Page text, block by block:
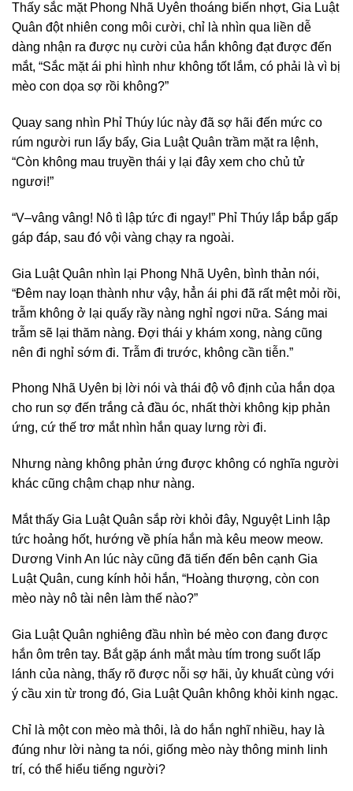
Thấy sắc mặt Phong Nhã Uyên thoáng biến nhợt, Gia Luật
Quân đột nhiên cong môi cười, chỉ là nhìn qua liền dễ
dàng nhận ra được nụ cười của hắn không đạt được đến
mắt, “Sắc mặt ái phi hình như không tốt lắm, có phải là vì bị
mèo con dọa sợ rồi không?”
Quay sang nhìn Phỉ Thúy lúc này đã sợ hãi đến mức co
rúm người run lẩy bẩy, Gia Luật Quân trầm mặt ra lệnh,
“Còn không mau truyền thái y lại đây xem cho chủ tử
ngươi!”
“V–vâng vâng! Nô tì lập tức đi ngay!” Phỉ Thúy lắp bắp gấp
gáp đáp, sau đó vội vàng chạy ra ngoài.
Gia Luật Quân nhìn lại Phong Nhã Uyên, bình thản nói,
“Đêm nay loạn thành như vậy, hẳn ái phi đã rất mệt mỏi rồi,
trẫm không ở lại quấy rầy nàng nghỉ ngơi nữa. Sáng mai
trẫm sẽ lại thăm nàng. Đợi thái y khám xong, nàng cũng
nên đi nghỉ sớm đi. Trẫm đi trước, không cần tiễn.”
Phong Nhã Uyên bị lời nói và thái độ vô định của hắn dọa
cho run sợ đến trắng cả đầu óc, nhất thời không kịp phản
ứng, cứ thế trơ mắt nhìn hắn quay lưng rời đi.
Nhưng nàng không phản ứng được không có nghĩa người
khác cũng chậm chạp như nàng.
Mắt thấy Gia Luật Quân sắp rời khỏi đây, Nguyệt Linh lập
tức hoảng hốt, hướng về phía hắn mà kêu meow meow.
Dương Vinh An lúc này cũng đã tiến đến bên cạnh Gia
Luật Quân, cung kính hỏi hắn, “Hoàng thượng, còn con
mèo này nô tài nên làm thế nào?”
Gia Luật Quân nghiêng đầu nhìn bé mèo con đang được
hắn ôm trên tay. Bắt gặp ánh mắt màu tím trong suốt lấp
lánh của nàng, thấy rõ được nỗi sợ hãi, ủy khuất cùng với
ý cầu xin từ trong đó, Gia Luật Quân không khỏi kinh ngạc.
Chỉ là một con mèo mà thôi, là do hắn nghĩ nhiều, hay là
đúng như lời nàng ta nói, giống mèo này thông minh linh
trí, có thể hiểu tiếng người?